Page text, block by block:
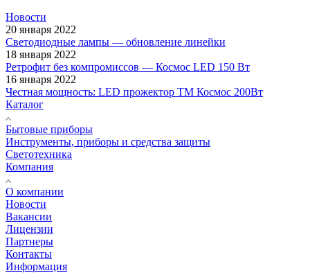
Новости
20 января 2022
Светодиодные лампы — обновление линейки
18 января 2022
Ретрофит без компромиссов — Космос LED 150 Вт
16 января 2022
Честная мощность: LED прожектор ТМ Космос 200Вт
Каталог
Бытовые приборы
Инструменты, приборы и средства защиты
Светотехника
Компания
О компании
Новости
Вакансии
Лицензии
Партнеры
Контакты
Информация